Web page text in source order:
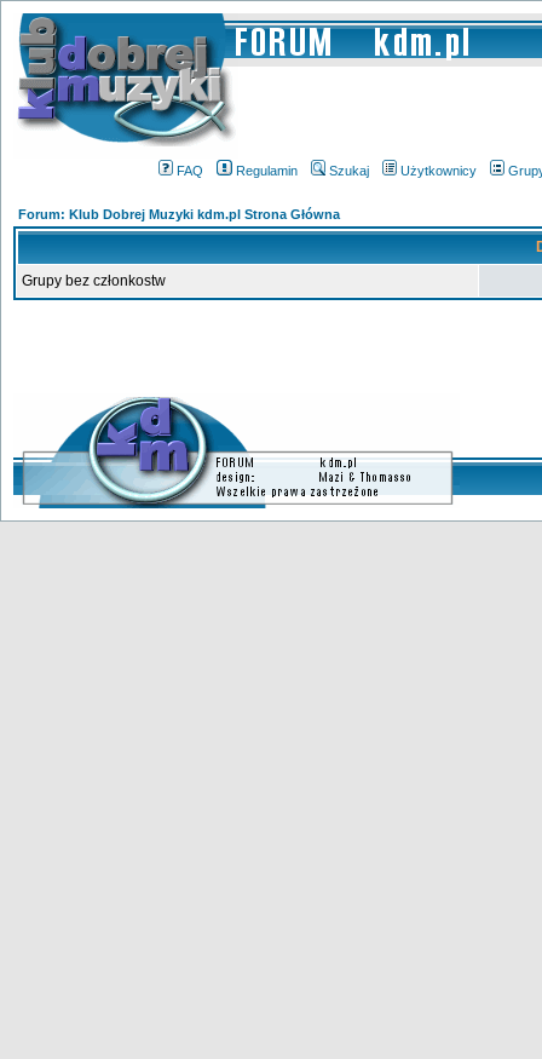
FAQ Regulamin Szukaj Użytkownicy
Forum: Klub Dobrej Muzyki kdm.pl Strona Główna
Grupy bez członkostw